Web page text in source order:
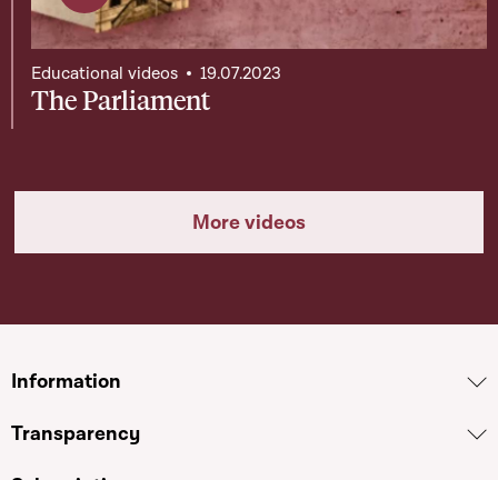
Page contenant une vidéo
The Parliament
Educational videos 19.07.2023
More videos
Information
Transparency